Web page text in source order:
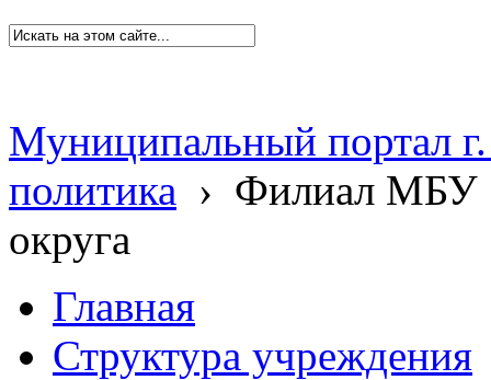
Муниципальный портал
политика › Филиал МБУ
округа
Главная
Структура учреждения